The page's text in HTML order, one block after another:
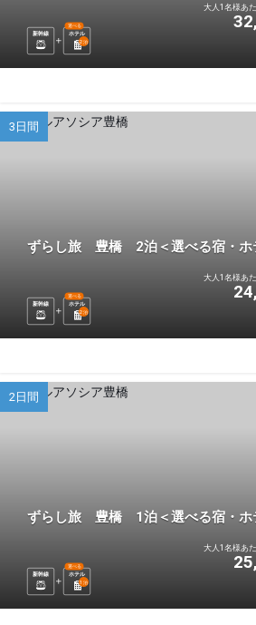
新幹線 ホテル
選べる
2泊
大人1名様あ
3日間
ずらし旅 豊橋 2泊＜選べる宿・ホ
新幹線 ホテル
選べる
2泊
大人1名様あ
2日間
ずらし旅 豊橋 1泊＜選べる宿・ホ
新幹線 ホテル
選べる
1 泊
大人1名様あ